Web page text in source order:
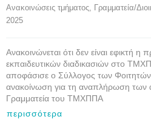
Ανακοινώσεις τμήματος, Γραμματεία/
2025
Ανακοινώνεται ότι δεν είναι εφικτή η
εκπαιδευτικών διαδικασιών στο
αποφάσισε ο Σύλλογος των
ανακοίνωση για τη αναπλήρωση
Γραμματεία του ΤΜΧΠΠΑ
περισσότερα